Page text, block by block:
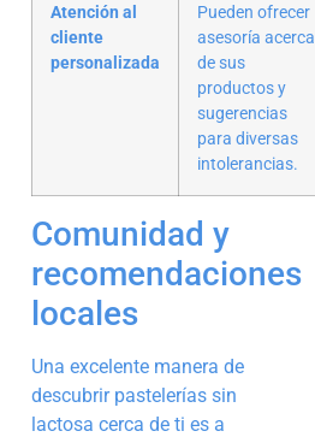
Atención al
cliente
personalizada
Pueden ofrecer
asesoría acerca
de sus
productos y
sugerencias
para diversas
intolerancias.
Comunidad y
recomendaciones
locales
Una excelente manera de
descubrir pastelerías sin
lactosa cerca de ti es a